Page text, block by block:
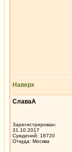
Наверх
СлаваА
Зарегистрирован:
31.10.2017
Суждений: 18720
Откуда: Москва